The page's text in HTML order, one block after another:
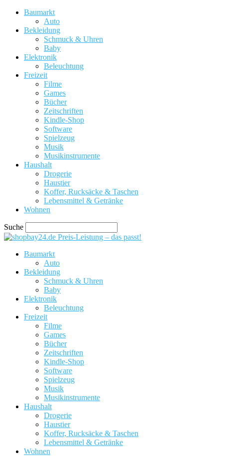
Baumarkt
Auto
Bekleidung
Schmuck & Uhren
Baby
Elektronik
Beleuchtung
Freizeit
Filme
Games
Bücher
Zeitschriften
Kindle-Shop
Software
Spielzeug
Musik
Musikinstrumente
Haushalt
Drogerie
Haustier
Koffer, Rucksäcke & Taschen
Lebensmittel & Getränke
Wohnen
Suche
Preis-Leistung – das passt!
Baumarkt
Auto
Bekleidung
Schmuck & Uhren
Baby
Elektronik
Beleuchtung
Freizeit
Filme
Games
Bücher
Zeitschriften
Kindle-Shop
Software
Spielzeug
Musik
Musikinstrumente
Haushalt
Drogerie
Haustier
Koffer, Rucksäcke & Taschen
Lebensmittel & Getränke
Wohnen